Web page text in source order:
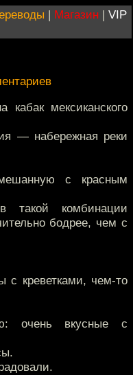
| Магазин | VIP
мексиканского
— набережная реки
с красным
такой комбинации
бодрее, чем с
с креветками, чем-то
очень вкусные с